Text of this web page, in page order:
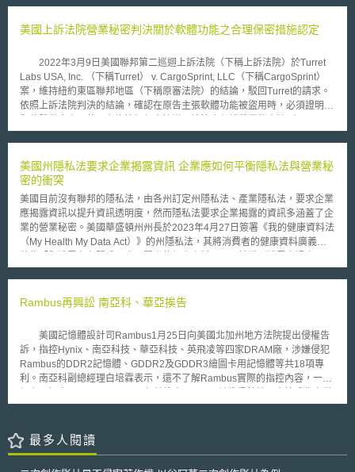
美國上訴法院營業秘密判決關於軟體功能之合理保密措施認定
2022年3月9日美國聯邦第二巡迴上訴法院（下稱上訴法院）於Turret
Labs USA, Inc. （下稱Turret） v. CargoSprint, LLC（下稱CargoSprint）
案，維持紐約東區聯邦地區（下稱原審法院）的結論，駁回Turret的請求。
依照上訴法院判決的結論，確認在原告主張軟體功能被盜用時，必須證明其
Trade Secrets Act，DTSA）所定之營業秘密。 2021年2月Turret指控
Americas（下稱Lufthansa）使用的Dock EnRoll軟體，並對於軟體的技術
資訊及演算法，進行逆向工程，盜用其營業秘密。CargoSprint則抗辯Turret
所主張者，不成立營業秘密。 對於軟體功能的合理保密措施認定標
準，不論是原審法院及上訴法院均指出，應在於「誰被允許接觸」及「保密
協議」。首先，對於「誰被允許接觸」之認定，原審法院指出Turret完全把
軟體控制權委由Lufthansa，而Lufthansa使其顧客了解Dock EnRoll軟體功
能。上訴法院則指出雖然Lufthansa已限制僅得貨運代理相關的使用者，能
出前述的軟體使用者限制。其次，對於「保密協議」之認定，不論原審法院
密協議。綜上所述，兩審級法院均認為Turret未採取合理保密措施。 本文同
美國州隱私法要求企業揭露資訊 企業應如何平衡隱私法與營業秘
密的衝突
美國目前沒有聯邦的隱私法，由各州訂定州隱私法、產業隱私法，要求企業
應揭露資訊以提升資訊透明度，然而隱私法要求企業揭露的資訊多涵蓋了企
業的營業秘密。美國華盛頓州州長於2023年4月27日簽署《我的健康資料法
（My Health My Data Act）》的州隱私法，其將消費者的健康資料廣義定
在或未來的物理或心理健康狀況」，例如醫療相關資料、患者接受醫療服務
得出的資料」，如零售業者蒐集消費者近期採購的訂單內容（非健康資
該消費者投放零售業者的嬰幼產品的個人化廣告。 於《我的健康資料法》
廣義定義「健康資料」下，導致消費者可要求企業提供的資料可能涵蓋了
「企業長期累積之消費者使用資料、經演算法分析運用之消費者使用資料、
共享消費者資料的第三方企業名單」等企業認為屬於其營業秘密的資料。
為平衡隱私法的資訊透明度及企業想保護其營業秘密，建議企業可先採
者簽訂保密契約，並參考前述營業秘密清單約定契約之保密範圍。 如企業
欲採取更完備的營業秘密管理措施，建議參考資策會科法所創意智財中心發
Rambus再興訟 南亞科、華亞挨告
美國記憶體設計司Rambus1月25日向美國北加州地方法院提出侵權告
訴，指控Hynix、南亞科技、華亞科技、英飛凌等四家DRAM廠，涉嫌侵犯
Rambus的DDR2記憶體、GDDR2及GDDR3繪圖卡用記憶體等共18項專
利。南亞科副總經理白培霖表示，還不了解Rambus實際的指控內容，一切
代主流產品，但因當時DRAM廠基於成本考量，決定支持DDR規格，所以
憶體專利，目前主要產品獲得新力PS遊戲機採用，所以大部份營收來源均
來自於權利金收入，去年Rambus營收約1億4500萬美元，其中的1億2000
最多人閱讀